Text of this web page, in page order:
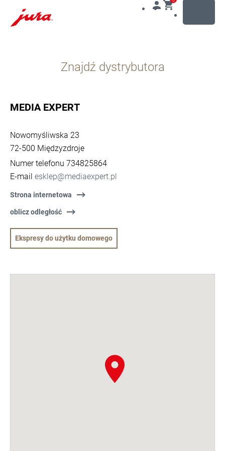
opcji
wyszukiwania
Znajdź dystrybutora
MEDIA EXPERT
Nowomyśliwska 23
72-500 Międzyzdroje
Numer telefonu 734825864
E-mail esklep@mediaexpert.pl
Strona internetowa
oblicz odległość
Ekspresy do użytku domowego